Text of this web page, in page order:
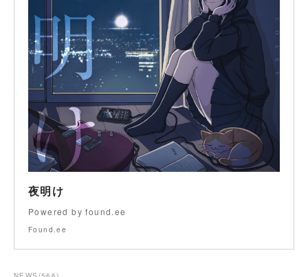
夜明け
Powered by found.ee
Found.ee